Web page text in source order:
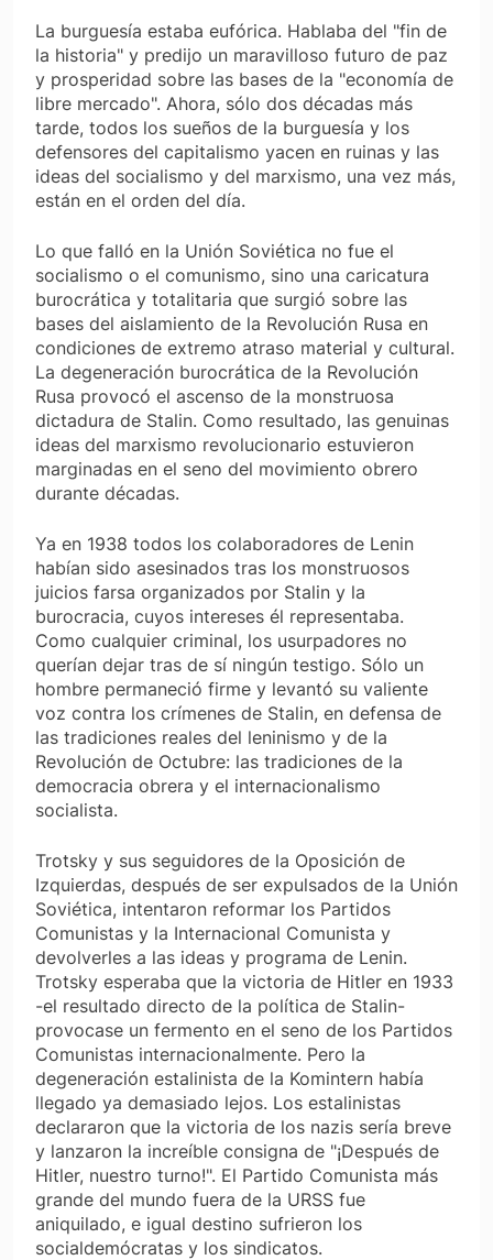
La burguesía estaba eufórica. Hablaba del "fin de
la historia" y predijo un maravilloso futuro de paz
y prosperidad sobre las bases de la "economía de
libre mercado". Ahora, sólo dos décadas más
tarde, todos los sueños de la burguesía y los
defensores del capitalismo yacen en ruinas y las
ideas del socialismo y del marxismo, una vez más,
están en el orden del día.
Lo que falló en la Unión Soviética no fue el
socialismo o el comunismo, sino una caricatura
burocrática y totalitaria que surgió sobre las
bases del aislamiento de la Revolución Rusa en
condiciones de extremo atraso material y cultural.
La degeneración burocrática de la Revolución
Rusa provocó el ascenso de la monstruosa
dictadura de Stalin. Como resultado, las genuinas
ideas del marxismo revolucionario estuvieron
marginadas en el seno del movimiento obrero
durante décadas.
Ya en 1938 todos los colaboradores de Lenin
habían sido asesinados tras los monstruosos
juicios farsa organizados por Stalin y la
burocracia, cuyos intereses él representaba.
Como cualquier criminal, los usurpadores no
querían dejar tras de sí ningún testigo. Sólo un
hombre permaneció firme y levantó su valiente
voz contra los crímenes de Stalin, en defensa de
las tradiciones reales del leninismo y de la
Revolución de Octubre: las tradiciones de la
democracia obrera y el internacionalismo
socialista.
Trotsky y sus seguidores de la Oposición de
Izquierdas, después de ser expulsados de la Unión
Soviética, intentaron reformar los Partidos
Comunistas y la Internacional Comunista y
devolverles a las ideas y programa de Lenin.
Trotsky esperaba que la victoria de Hitler en 1933
-el resultado directo de la política de Stalin-
provocase un fermento en el seno de los Partidos
Comunistas internacionalmente. Pero la
degeneración estalinista de la Komintern había
llegado ya demasiado lejos. Los estalinistas
declararon que la victoria de los nazis sería breve
y lanzaron la increíble consigna de "¡Después de
Hitler, nuestro turno!". El Partido Comunista más
grande del mundo fuera de la URSS fue
aniquilado, e igual destino sufrieron los
socialdemócratas y los sindicatos.